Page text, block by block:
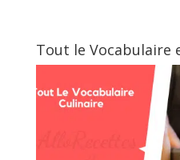
Tout le Vocabulaire